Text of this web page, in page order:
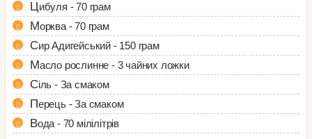
Цибуля - 70 грам
Морква - 70 грам
Сир Адигейський - 150 грам
Масло рослинне - 3 чайних ложки
Сіль - За смаком
Перець - За смаком
Вода - 70 мілілітрів